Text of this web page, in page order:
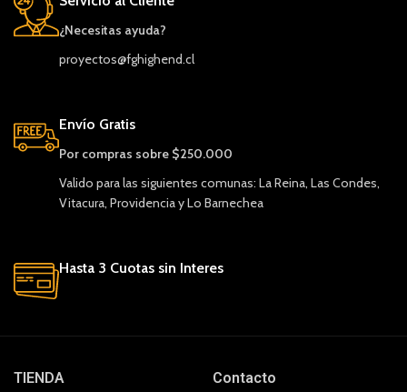
¿Necesitas ayuda?
proyectos@fghighend.cl
Envío Gratis
Por compras sobre $250.000
Valido para las siguientes comunas: La Reina, Las Condes,
Vitacura, Providencia y Lo Barnechea
Hasta 3 Cuotas sin Interes
TIENDA Contacto